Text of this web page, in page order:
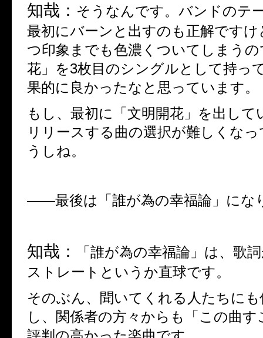
知哉： そうなんです。バンドのテ
最初にバーンと出すのも正解ですけ
つ印象までも色濃くついてしまうの
花」を3枚目のシングルとして持っ
果的に良かったなと思っています。
もし、最初に「文明開花」を出して
リリースする曲の選択が難しくな
うしね。
――最後は「誰が為の幸福論」にな
知哉：
「誰が為の幸福論」は、歌
ストレートというか直球です。
そのぶん、聞いてくれる人たちに
し、関係者の方々からも「この曲